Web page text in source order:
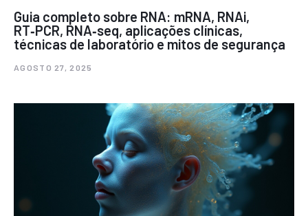
Guia completo sobre RNA: mRNA, RNAi,
RT‑PCR, RNA‑seq, aplicações clínicas,
técnicas de laboratório e mitos de segurança
AGOSTO 27, 2025